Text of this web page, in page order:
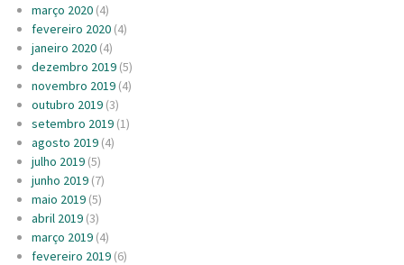
março 2020 (4)
fevereiro 2020 (4)
janeiro 2020 (4)
dezembro 2019 (5)
novembro 2019 (4)
outubro 2019 (3)
setembro 2019 (1)
agosto 2019 (4)
julho 2019 (5)
junho 2019 (7)
maio 2019 (5)
abril 2019 (3)
março 2019 (4)
fevereiro 2019 (6)